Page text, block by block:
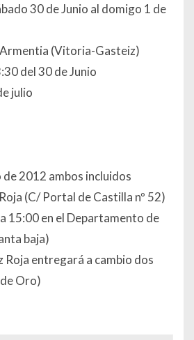
30 de Junio al domigo 1 de
Armentia (Vitoria-Gasteiz)
del 30 de Junio
julio
de 2012 ambos incluidos
(C/ Portal de Castilla nº 52)
15:00 en el Departamento de
baja)
Roja entregará a cambio dos
Oro)